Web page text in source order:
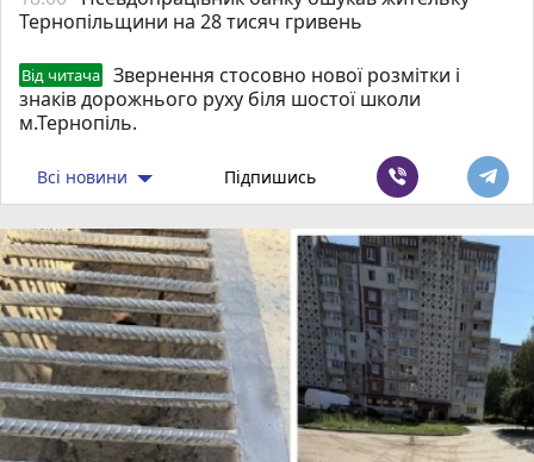
Тернопільщини на 28 тисяч гривень
Від читача
Звернення стосовно нової розмітки і
знаків дорожнього руху біля шостої школи
м.Тернопіль.
Всі новини Підпишись